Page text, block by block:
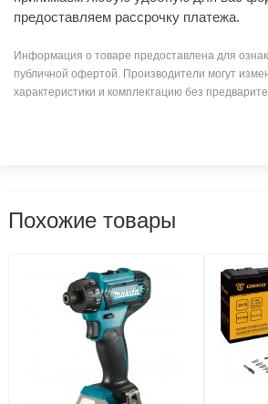
предоставляем рассрочку платежа.
Информация о товаре предоставлена для
публичной офертой. Производители могут
характеристики и комплектацию без
Похожие товары